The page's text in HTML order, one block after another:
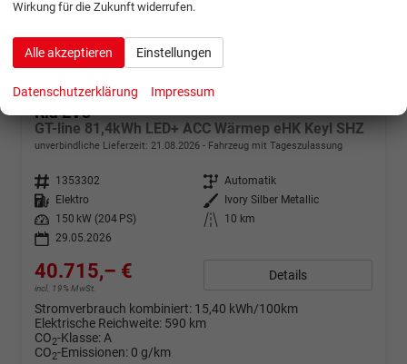
ab 806,– € mtl.
Kia EV3
GT-line 81,4kWh LED+ ACC Wärmep eHK Keyl SHZ
unverbindliche Lieferzeit: 21.08.2026 Fahrzeug mit Tageszulassung
Fahrzeugnr. 1353302 Getriebe Automatik
Kraftstoff
Elektro Außenfarbe
Ivory Silber Metallic
Leistung
150 kW (204 PS) Kilometerstand
10 km
29.05.2026
40.715,– €
incl. 19% MwSt.
Details
Stromverbrauch kombiniert: 15,40 kWh/100km
Elektrische Reichweite: 590 km
CO2-Klasse:A
CO2-Emissionen: 0 g/km
Wirkung für die Zukunft widerrufen.
Alle akzeptieren Einstellungen
Datenschutzerklärung Impressum